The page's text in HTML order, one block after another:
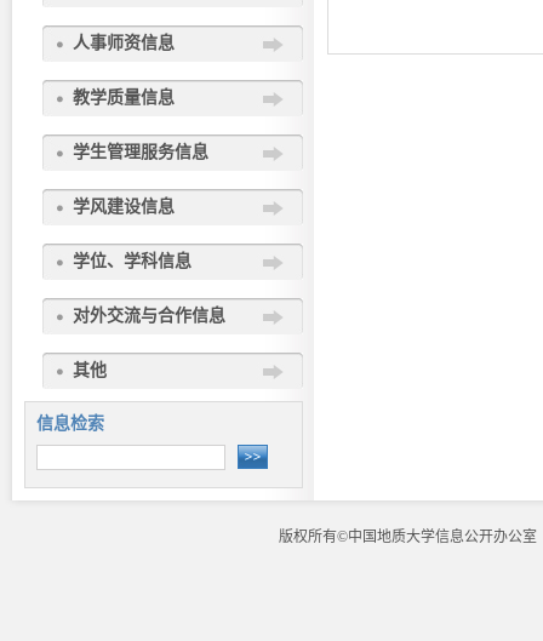
人事师资信息
教学质量信息
学生管理服务信息
学风建设信息
学位、学科信息
对外交流与合作信息
其他
信息检索
版权所有©中国地质大学信息公开办公